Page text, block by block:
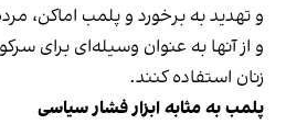
و تهدید به برخورد و پلمب اماکن،
و از آنها به عنوان وسیله‌ای برای
زنان استفاده کنند.
پلمب به مثابه ابزار فشار سیاسی